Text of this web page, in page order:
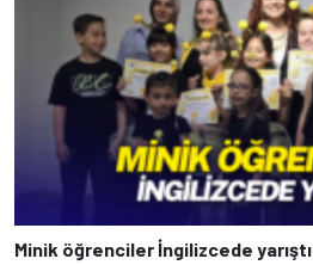
Minik öğrenciler İngilizcede yarıştı